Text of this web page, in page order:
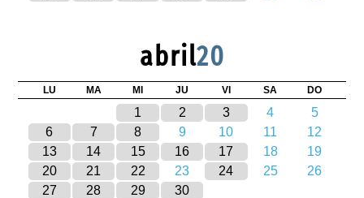
abril20
LU MA MI JU VI SA DO
1 2 3 4
5
6
7 8 9 10 11
12
13
14 15 16 17 18
19
20
21 22 23 24 25
26
27
28 29 30